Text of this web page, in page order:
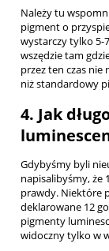
Należy tu
pigment o
wystarczy tylko 5-
wszędzie tam
przez ten czas nie
niż standardowy
4. Jak
Gdybyśmy byli
napisalibyśmy, że
prawdy. Niektóre
deklarowane 12
pigmenty
widoczny tylko w